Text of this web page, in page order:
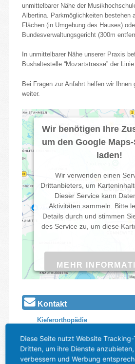
unmittelbarer Nähe der
Albertina. Parkmöglichkeiten bestehen
Flächen (in Umgebung des Hauses)
Bundesverwaltungsgericht (300m
In unmittelbarer Nähe unserer Praxis
Bushaltestelle “Mozartstrasse” der
Bei Fragen zur Anfahrt helfen wir Ihnen
weiter.
Wir benötigen Ihre
um den Google
laden!
Wir verwenden einen
Drittanbieters, um
Dieser Service kann
Aktivitäten sammeln. Bitte
Details durch und stimmen
des Service zu, um diese
MEHR
Powered by
Kontakt
Kieferorthopädie
Beethovenstraße 8
04107 Leipzig
Diese Seite nutzt Website
Dritten, um ihre Dienste
verbessern und Werbung